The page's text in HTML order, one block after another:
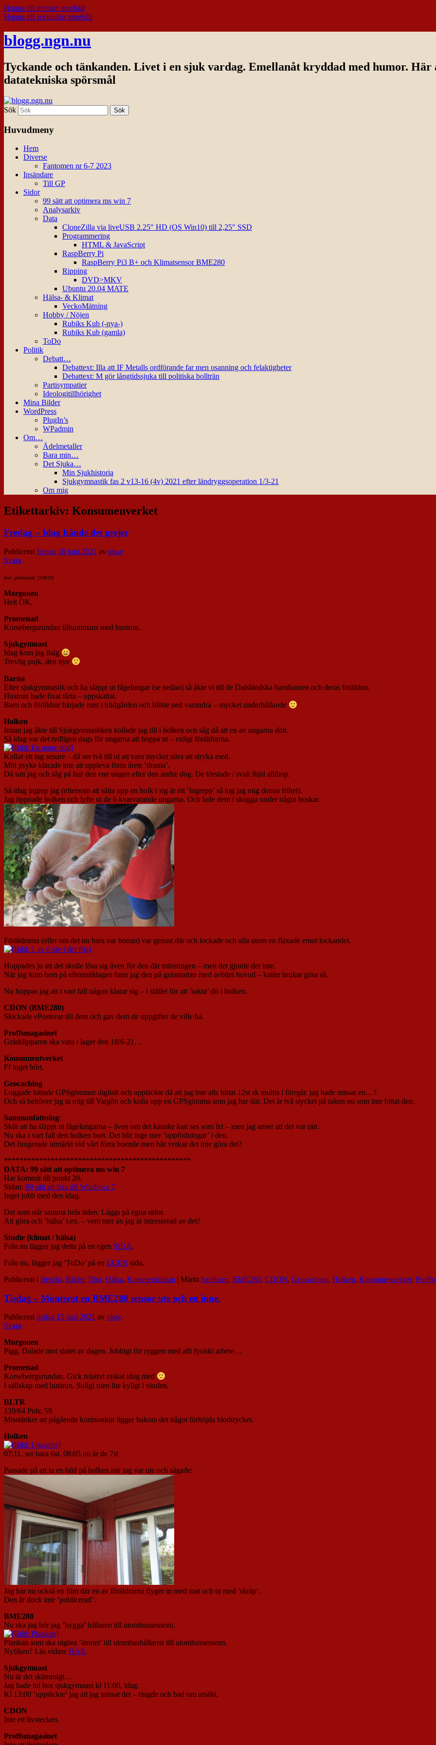
Hoppa till primärt innehåll
Hoppa till sekundärt innehåll
blogg.ngn.nu
Tyckande och tänkanden. Livet i en sjuk vardag. Emellanåt kryddad med humor. Här
datatekniska spörsmål
Sök
Huvudmeny
Hem
Diverse
Fantomen nr 6-7 2023
Insändare
Till GP
Sidor
99 sätt att optimera ms win 7
Analysarkiv
Data
CloneZilla via liveUSB 2.25″ HD (OS Win10) till 2,25″ SSD
Programmering
HTML & JavaScript
RaspBerry Pi
RaspBerry Pi3 B+ och Klimatsensor BME280
Ripping
DVD>MKV
Ubuntu 20.04 MATE
Hälsa- & Klimat
VeckoMätning
Hobby / Nöjen
Rubiks Kub (-nya-)
Rubiks Kub (gamla)
ToDo
Politik
Debatt…
Debattext: Illa att IF Metalls ordförande far men osanning och felaktigheter
Debattext: M gör långtidssjuka till politiska bollträn
Partisympatier
Ideologitillhörighet
Mina Bilder
WordPress
PlugIn’s
WPadmin
Om…
Ädelmetaller
Bara min…
Det Sjuka…
Min Sjukhistoria
Sjukgymnastik fas 2 v13-16 (4v) 2021 efter ländryggsoperation 1/3-21
Om mig
Etikettarkiv: Konsumenverket
Fredag – Idag hände det grejer
Publicerat fredag 18 juni 2021 av nisse
Svara
[not: publicerad: 210619]
Morgonen
Helt OK.
Promenad
Korsebergsrundan tillsammans med hustrun.
Sjukgymnast
Idag kom jag ihåg
Trevlig pojk, den nye
Barna
Efter sjukgymnastik och ha släppt ut fågelungar (se nedan) så åkte vi till de Dalsländska barnbarnen och deras föräldrar.
Hustrun hade fixat tårta – uppskattat.
Barn och föräldrar härjade runt i trädgården och blötte ned varandra – mycket underhållande
Holken
Innan jag åkte till Sjukgymnastiken kollade jag till i holken och såg då att en av ungarna dött.
Så idag var det tydligen dags för ungarna att hoppa ut – enligt föräldrarna.
Kollar ett tag senare – då ser två till ut att vara mycket nära att stryka med.
Mitt psyke klarade inte att uppleva förra årets ’drama’.
Då satt jag och såg på hur den ene ungen efter den andre dog. De törstade / svalt ihjäl allihop.
Så idag ingrep jag (eftersom att sätta upp en holk i sig är ett ’ingrepp’ så tog jag mig denna frihet).
Jag öppnade holken och lyfte ut de 6 kvarvarande ungarna. Och lade dem i skugga under några buskar.
Föräldrarna (eller om det nu bara var honan) var genast där och lockade och alla utom en flaxade emot lockandet.
Hoppades ju att det skulle lösa sig även för den där minstingen – men det gjorde det inte.
När jag kom hem på eftermiddagen fann jag den på gräsmattan med avbitet huvud – katter brukar göra så.
Nu hoppas jag att i vart fall någon klarar sig – i stället för att ’sakta’ dö i holken.
CDON (BME280)
Skickade ePostsvar till dem och gav dem de uppgifter de ville ha.
Proffsmagasinet
Gräsklipparen ska vara i lager den 18/6-21…
Konsumentverket
Ff inget hört.
Geocaching
Loggade hittade GPSgömmor digitalt och upptäckte då att jag inte alls hittat 12st sk multis i förrgår. jag hade missat en…?
Och så behöver jag ta mig till Vargön och kolla upp en GPSgömma som jag har där. Det är två stycket på raken nu som inte hittat den.
Sammanfattning:
Sköt att ha släppt ut fågelungarna – även om det kanske kan ses som fel – men jag anser att det var rätt.
Nu ska i vart fall den holken bort. Det blir inge mer ’uppfödningar’ i den.
Det fungerade utmärkt vid vårt förra boende men här verkar det inte göra det?
************************************************
DATA: 99 sätt att optimera ms win 7
Har kommit till punkt 20.
Sidan: 99 sätt att fixa till Windows 7
Inget jobb med den idag.
Det som står samma hela tiden: Läggs på egna sidor.
Att göra och ’hälsa’ t.ex. – vem mer än jag är intresserad av det?
Studie (klimat / hälsa)
Från nu lägger jag detta på en egen SIDA.
Från nu, lägger jag ’ToDo’ på en EGEN sida.
Publicerat i Besökt, Bilder, Djur, Hälsa, Kommersialism | Märkt barnbarn, BME280, CDON, Geocaching, Holken, Konsumenverket,
Tisdag – Monterat en BME280 sensor ute och en inne.
Publicerattisdag 15 juni 2021 av nisse
Svara
Morgonen
Pigg. Dalade mot slutet av dagen. Jobbigt för ryggen med allt fysiskt arbete…
Promenad
Korseberrgsrundan. Gick relativt raskat idag med
I sällskap med hustrun. Soligt men lite kyligt i vinden.
BLTR
139/64 Puls: 59
Misstänker att pågående kortisonkur ligger bakom det något förhöjda blodtrycket.
Holken
07:11, ser bara 6st. 08:05 nu är de 7st
Passade på att ta en bild på holken när jag var ute och sågade:
Jag har nu också en film där en av föräldrarna flyger in med mat och ut med ’skräp’.
Den är dock inte ’publicerad’.
BME280
Nu ska jag bör jag ’bygga’ hållaren till utomhussensorn.
Plankan som ska utgöra ’ämnet’ till utomhushållaren till utomhussensorn.
Nyfiken? Läs vidare HÄR.
Sjukgymnast
Nu är det skämmigt…
Jag hade tid hos sjukgymnast kl 11:00, idag.
Kl 13:00 ’upptäckte’ jag att jag missat det – ringde och bad om ursäkt.
CDON
Inte ett livstecken.
Proffsmagasinet